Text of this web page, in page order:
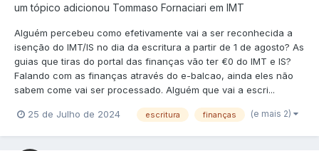
um tópico adicionou Tommaso Fornaciari em IMT
Alguém percebeu como efetivamente vai a ser reconhecida a
isenção do IMT/IS no dia da escritura a partir de 1 de agosto? As
guias que tiras do portal das finanças vão ter €0 do IMT e IS?
Falando com as finanças através do e-balcao, ainda eles não
sabem come vai ser processado. Alguém que vai a escri...
25 de Julho de 2024 escritura finanças (e mais 2)